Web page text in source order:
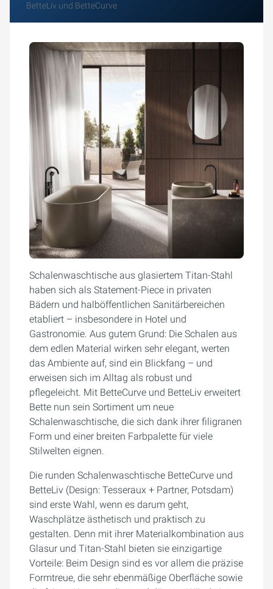
BetteLiv und BetteCurve
Schalenwaschtische aus glasiertem Titan-Stahl
haben sich als Statement-Piece in privaten
Bädern und halböffentlichen Sanitärbereichen
etabliert – insbesondere in Hotel und
Gastronomie. Aus gutem Grund: Die Schalen aus
dem edlen Material wirken sehr elegant, werten
das Ambiente auf, sind ein Blickfang – und
erweisen sich im Alltag als robust und
pflegeleicht. Mit BetteCurve und BetteLiv erweitert
Bette nun sein Sortiment um neue
Schalenwaschtische, die sich dank ihrer filigranen
Form und einer breiten Farbpalette für viele
Stilwelten eignen.
Die runden Schalenwaschtische BetteCurve und
BetteLiv (Design: Tesseraux + Partner, Potsdam)
sind erste Wahl, wenn es darum geht,
Waschplätze ästhetisch und praktisch zu
gestalten. Denn mit ihrer Materialkombination aus
Glasur und Titan-Stahl bieten sie einzigartige
Vorteile: Beim Design sind es vor allem die präzise
Formtreue, die sehr ebenmäßige Oberfläche sowie